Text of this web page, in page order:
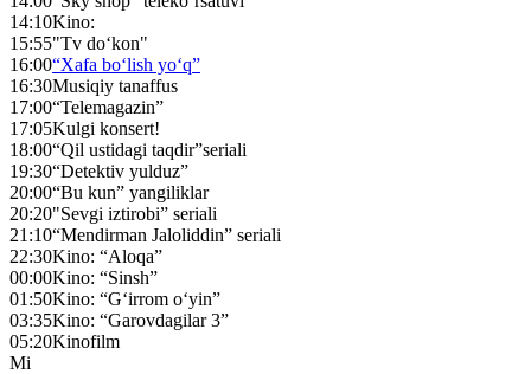
14:10Kino:
15:55"Tv do‘kon"
16:00“Xafa bo‘lish yo‘q”
16:30Musiqiy tanaffus
17:00“Telemagazin”
17:05Kulgi konsert!
18:00“Qil ustidagi taqdir”seriali
19:30“Detektiv yulduz”
20:00“Bu kun” yangiliklar
20:20"Sevgi iztirobi” seriali
21:10“Mendirman Jaloliddin” seriali
22:30Kino: “Aloqa”
00:00Kino: “Sinsh”
01:50Kino: “G‘irrom o‘yin”
03:35Kino: “Garovdagilar 3”
05:20Kinofilm
Mi